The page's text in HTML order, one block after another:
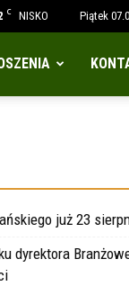
C NISKO Piątek
już 23
dyrektora